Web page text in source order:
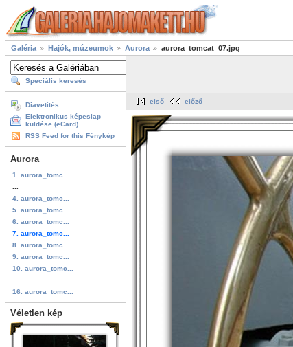
Galéria Hajók, múzeumok Aurora aurora_tomcat_07.jpg
Speciális keresés
Diavetítés
Elektronikus képeslap
küldése (eCard)
RSS Feed for this Fénykép
Aurora
1. aurora_tomc...
4. aurora_tomc...
5. aurora_tomc...
6. aurora_tomc...
7. aurora_tomc...
8. aurora_tomc...
9. aurora_tomc...
10. aurora_tomc...
16. aurora_tomc...
Véletlen kép
első előző